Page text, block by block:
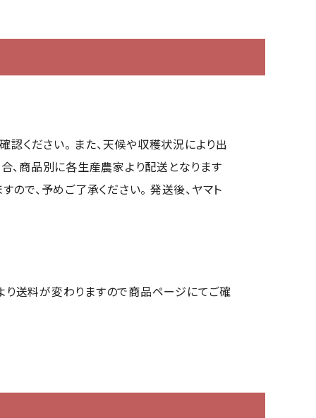
ください。 また、天候や収穫状況により出
、商品別に各生産農家より配送となります
で、予めご了承ください。 発送後、ヤマト
り送料が変わりますので商品ページにてご確